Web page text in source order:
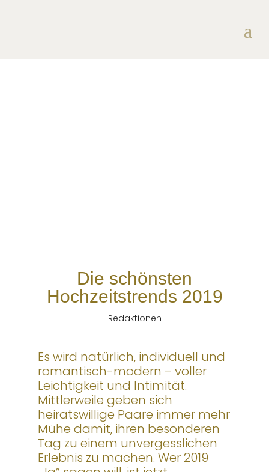
Die schönsten
Hochzeitstrends 2019
Redaktionen
Es wird natürlich, individuell und
romantisch-modern – voller
Leichtigkeit und Intimität.
Mittlerweile geben sich
heiratswillige Paare immer mehr
Mühe damit, ihren besonderen
Tag zu einem unvergesslichen
Erlebnis zu machen. Wer 2019